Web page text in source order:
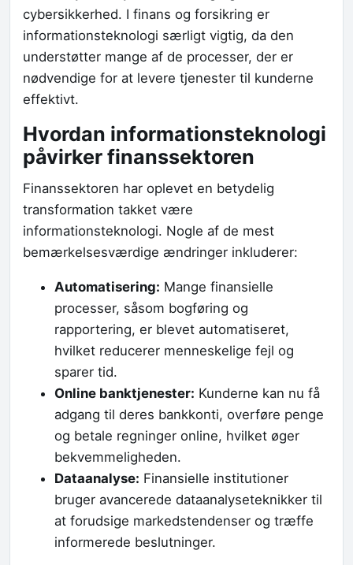
cybersikkerhed. I finans og forsikring er
informationsteknologi særligt vigtig, da den
understøtter mange af de processer, der er
nødvendige for at levere tjenester til kunderne
effektivt.
Hvordan informationsteknologi
påvirker finanssektoren
Finanssektoren har oplevet en betydelig
transformation takket være
informationsteknologi. Nogle af de mest
bemærkelsesværdige ændringer inkluderer:
Automatisering: Mange finansielle
processer, såsom bogføring og
rapportering, er blevet automatiseret,
hvilket reducerer menneskelige fejl og
sparer tid.
Online banktjenester: Kunderne kan nu få
adgang til deres bankkonti, overføre penge
og betale regninger online, hvilket øger
bekvemmeligheden.
Dataanalyse: Finansielle institutioner
bruger avancerede dataanalyseteknikker til
at forudsige markedstendenser og træffe
informerede beslutninger.